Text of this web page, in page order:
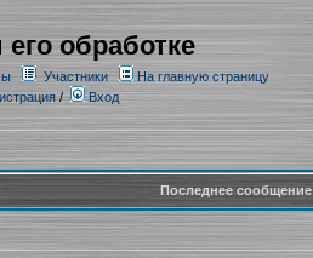
обработке
Участники
На главную страницу
/ Вход
Последнее сообщение